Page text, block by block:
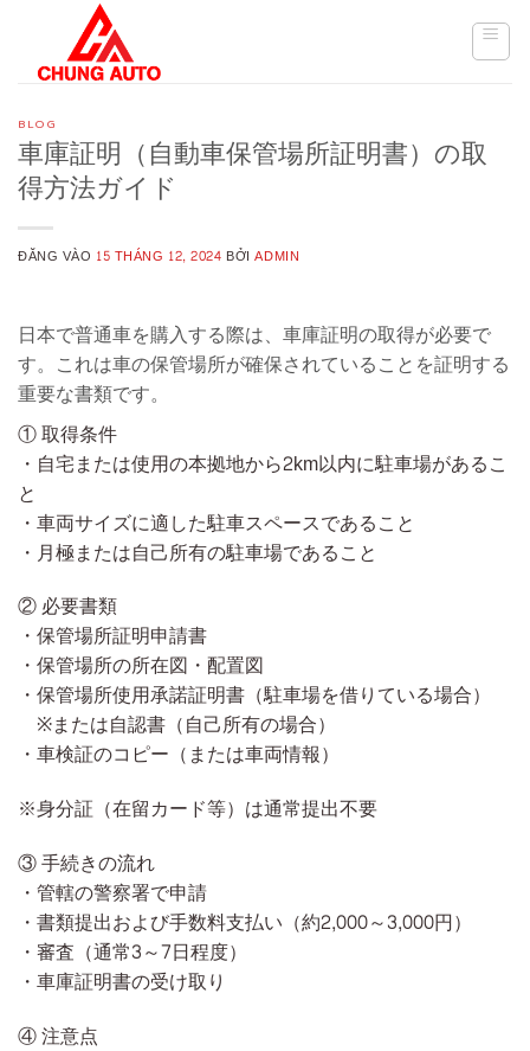
content
BLOG
車庫証明（自動車保管場所証明書）の取
得方法ガイド
ĐĂNG VÀO 15 THÁNG 12, 2024 BỞIADMIN
日本で普通車を購入する際は、車庫証明の取得が必要で
す。これは車の保管場所が確保されていることを証明する
重要な書類です。
① 取得条件
・自宅または使用の本拠地から2km以内に駐車場があるこ
と
・車両サイズに適した駐車スペースであること
・月極または自己所有の駐車場であること
② 必要書類
・保管場所証明申請書
・保管場所の所在図・配置図
・保管場所使用承諾証明書（駐車場を借りている場合）
※または自認書（自己所有の場合）
・車検証のコピー（または車両情報）
※身分証（在留カード等）は通常提出不要
③ 手続きの流れ
・管轄の警察署で申請
・書類提出および手数料支払い（約2,000～3,000円）
・審査（通常3～7日程度）
・車庫証明書の受け取り
④ 注意点